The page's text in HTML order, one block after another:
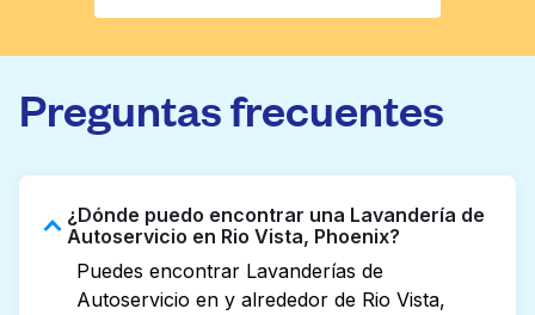
Preguntas frecuentes
¿Dónde puedo encontrar una Lavandería de
Autoservicio en Rio Vista, Phoenix?
Puedes encontrar Lavanderías de
Autoservicio en y alrededor de Rio Vista,